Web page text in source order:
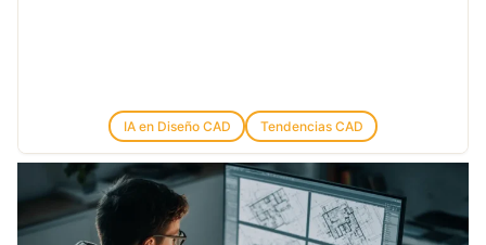
IA en Diseño CAD Tendencias CAD